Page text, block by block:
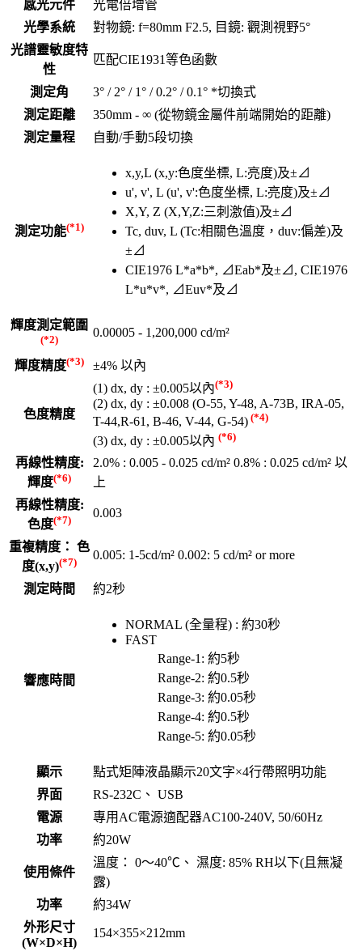
感光元件
光電倍增管
光學系統
對物鏡: f=80mm F2.5, 目鏡: 觀測視野5°
光譜靈敏度特
性
匹配CIE1931等色函數
測定角
3° / 2° / 1° / 0.2° / 0.1° *切換式
測定距離
350mm - ∞ (從物鏡金屬件前端開始的距離)
測定量程
自動/手動5段切換
測定功能(*1)
x,y,L (x,y:色度坐標, L:亮度)及±⊿
u', v', L (u', v':色度坐標, L:亮度)及±⊿
X,Y, Z (X,Y,Z:三刺激值)及±⊿
Tc, duv, L (Tc:相關色溫度，duv:偏差)及
±⊿
CIE1976 L*a*b*, ⊿Eab*及±⊿, CIE1976
L*u*v*, ⊿Euv*及⊿
輝度測定範圍
(*2)
0.00005 - 1,200,000 cd/m²
輝度精度(*3) ±4% 以內
色度精度
(1) dx, dy : ±0.005以內(*3)
(2) dx, dy : ±0.008 (O-55, Y-48, A-73B, IRA-05,
T-44,R-61, B-46, V-44, G-54) (*4)
(3) dx, dy : ±0.005以內 (*6)
再線性精度:
輝度(*6)
2.0% : 0.005 - 0.025 cd/m² 0.8% : 0.025 cd/m² 以
上
再線性精度:
色度(*7)
0.003
重複精度： 色
度(x,y)(*7)
0.005: 1-5cd/m² 0.002: 5 cd/m² or more
測定時間 約2秒
響應時間
NORMAL (全量程) : 約30秒
FAST
Range-1: 約5秒
Range-2: 約0.5秒
Range-3: 約0.05秒
Range-4: 約0.5秒
Range-5: 約0.05秒
顯示
點式矩陣液晶顯示20文字×4行帶照明功能
界面
RS-232C、 USB
電源
專用AC電源適配器AC100-240V, 50/60Hz
功率
約20W
使用條件
溫度： 0～40℃、 濕度: 85% RH以下(且無凝
露)
功率
約34W
外形尺寸
(W×D×H)
154×355×212mm